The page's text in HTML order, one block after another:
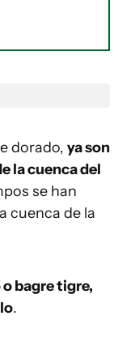
dorado, ya son
la cuenca del
se han
cuenca de la
bagre tigre,
.